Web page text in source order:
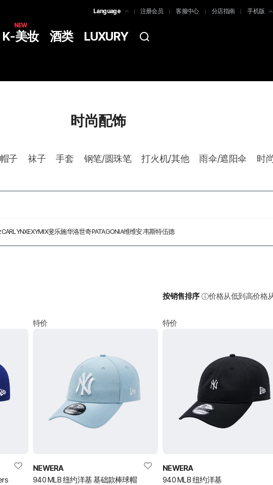
Language
简体中文
注册会员 客服中心 分店指南 手机版
K-美妆
NEW
酒类 LUXURY
时尚配饰
帽子 袜子 手套 钢笔/圆珠笔 打火机/其他 雨伞/遮阳伞 时
CARLYNXEXYMIX斐乐施华洛世奇PATAGONIA维维安.韦斯特伍德
按销售排序 价格从低到高价格
特价
NEWERA
940 MLB 纽约洋基 基础款棒球帽
特价
NEWERA
940 MLB 纽约洋基